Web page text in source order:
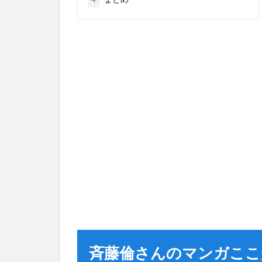
斉藤倫さんのマンガこ